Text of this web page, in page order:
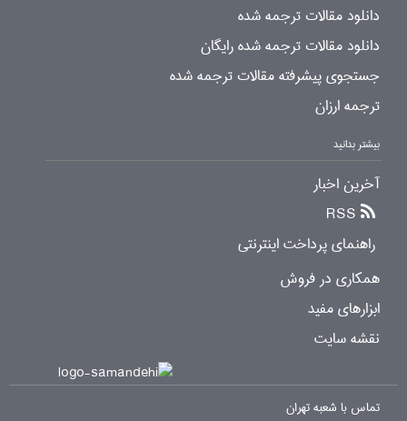
دانلود مقالات ترجمه شده
دانلود مقالات ترجمه شده رایگان
جستجوی پیشرفته مقالات ترجمه شده
ترجمه ارزان
بیشتر بدانید
آخرین اخبار
RSS
راهنمای پرداخت اینترنتی
همکاری در فروش
ابزارهای مفید
نقشه سایت
تماس با شعبه تهران